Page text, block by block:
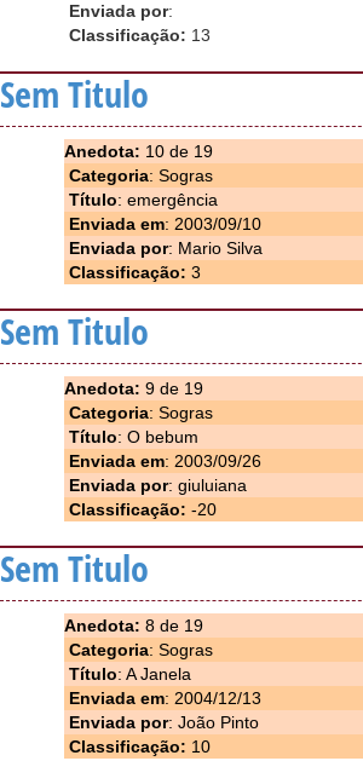
Enviada por:
Classificação: 13
Sem Titulo
Anedota: 10 de 19
Categoria: Sogras
Título: emergência
Enviada em: 2003/09/10
Enviada por: Mario Silva
Classificação: 3
Sem Titulo
Anedota: 9 de 19
Categoria: Sogras
Título: O bebum
Enviada em: 2003/09/26
Enviada por: giuluiana
Classificação: -20
Sem Titulo
Anedota: 8 de 19
Categoria: Sogras
Título: A Janela
Enviada em: 2004/12/13
Enviada por: João Pinto
Classificação: 10